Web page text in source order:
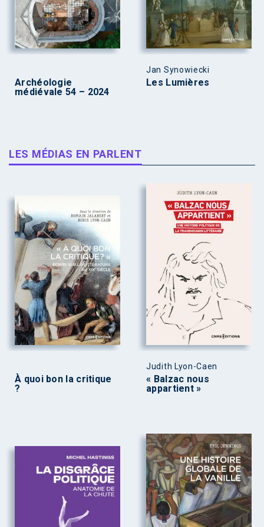
Archéologie
médiévale 54 – 2024
Jan Synowiecki
Les Lumières
LES MÉDIAS EN PARLENT
À quoi bon la critique
?
Judith Lyon-Caen
« Balzac nous
appartient »